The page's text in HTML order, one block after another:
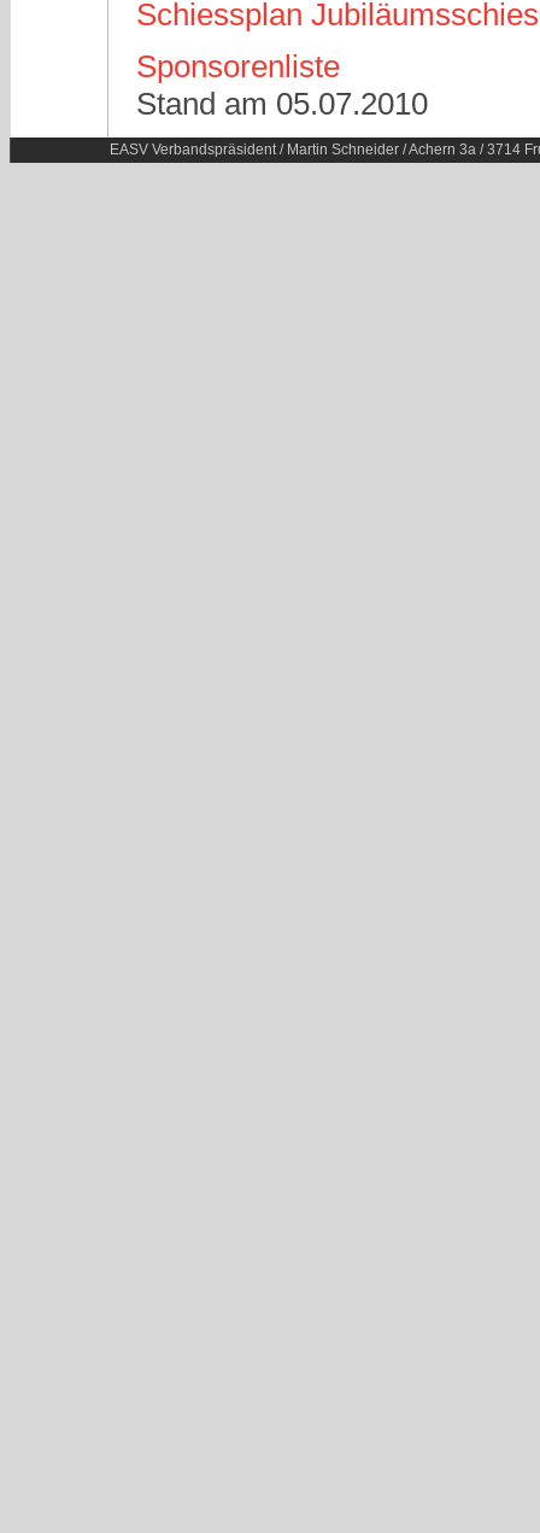
Schiessplan
Sponsorenliste
Stand am 05.07.2010
EASV Verbandspräsident / Martin Schneider / Achern 3a / 3714